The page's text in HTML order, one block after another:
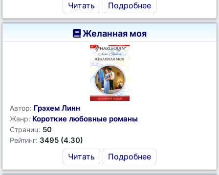
Читать Подробнее
Желанная моя
Автор: Грэхем Линн
Жанр: Короткие любовные романы
Страниц: 50
Рейтинг: 3495 (4.30)
Читать Подробнее